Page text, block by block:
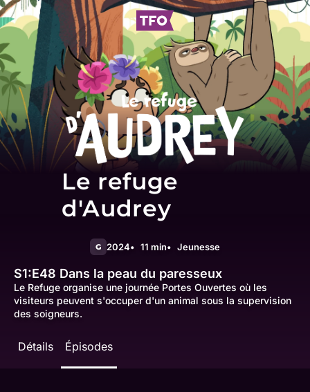
Le refuge
d'Audrey
G 2024 11 min Jeunesse
S1:E48 Dans la peau du paresseux
Le Refuge organise une journée Portes Ouvertes où les
visiteurs peuvent s'occuper d'un animal sous la supervision
des soigneurs.
Détails Épisodes